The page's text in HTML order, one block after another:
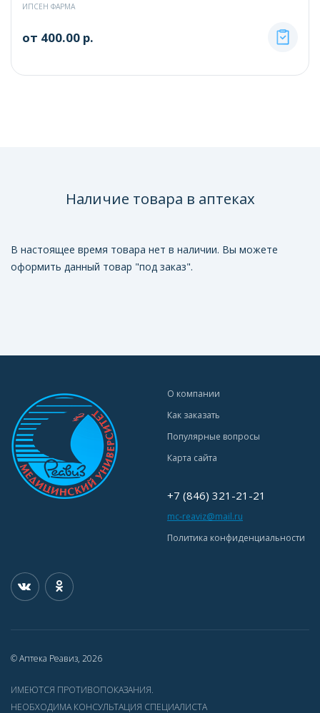
ИПСЕН ФАРМА
от 400.00 р.
Наличие товара в аптеках
В настоящее время товара нет в наличии. Вы можете
оформить данный товар "под заказ".
О компании
Как заказать
Популярные вопросы
Карта сайта
+7 (846) 321-21-21
mc-reaviz@mail.ru
Политика конфиденциальности
© Аптека Реавиз, 2026
ИМЕЮТСЯ ПРОТИВОПОКАЗАНИЯ.
НЕОБХОДИМА КОНСУЛЬТАЦИЯ СПЕЦИАЛИСТА